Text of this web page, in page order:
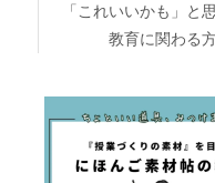
「これいいかも」と
教育に関わる